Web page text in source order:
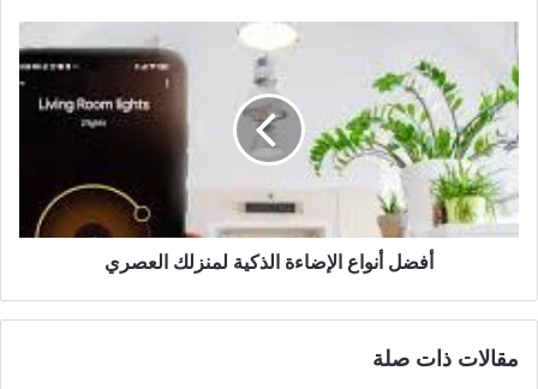
أفضل أنواع الإضاءة الذكية لمنزلك العصري
مقالات ذات صلة